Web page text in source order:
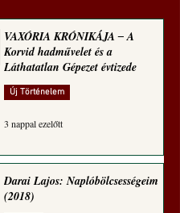
VAXÓRIA KRÓNIKÁJA ‒ A
Korvid hadművelet és a
Láthatatlan Gépezet évtizede
Új Történelem
3 nappal ezelőtt
Darai Lajos: Naplóbölcsességeim
(2018)